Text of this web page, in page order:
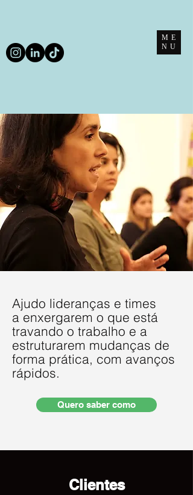
ME
NU
Ajudo lideranças e times
a enxergarem o que está
travando o trabalho e a
estruturarem mudanças de
forma prática, com avanços
rápidos.
Quero saber como
Clientes